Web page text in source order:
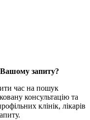
Вашому запиту?
час на пошук
консультацію та
клінік, лікарів